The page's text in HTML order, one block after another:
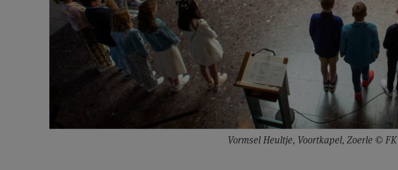
Vormsel Heultje, Voortkapel, Zoerle © FK